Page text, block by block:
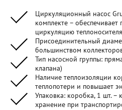
Циркуляционный насос
комплекте –
циркуляцию теплоносителя
Присоединительный
большинством
Тип насосной группы:
клапана)
Наличие теплоизоляции
теплопотери и повышает
Упаковка: коробка, 1 шт. –
хранение при